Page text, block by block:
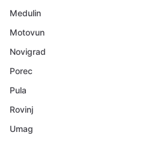
Medulin
Motovun
Novigrad
Porec
Pula
Rovinj
Umag